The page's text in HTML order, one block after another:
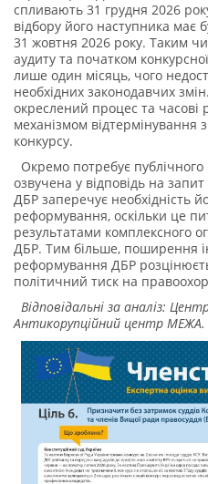
спливають 31 грудня 2026
відбору його наступника має
31 жовтня 2026 року. Таким
аудиту та початком
лише один місяць, чого
необхідних законодавчих
окреслений процес та
механізмом відтермінування
конкурсу.
Окремо потребує
озвучена у відповідь на
ДБР заперечує необхідність
реформування, оскільки це
результатами комплексного
ДБР. Тим більше, поширення
реформування ДБР
політичний тиск на
Відповідальні за аналіз:
Антикорупційний центр МЕЖА.